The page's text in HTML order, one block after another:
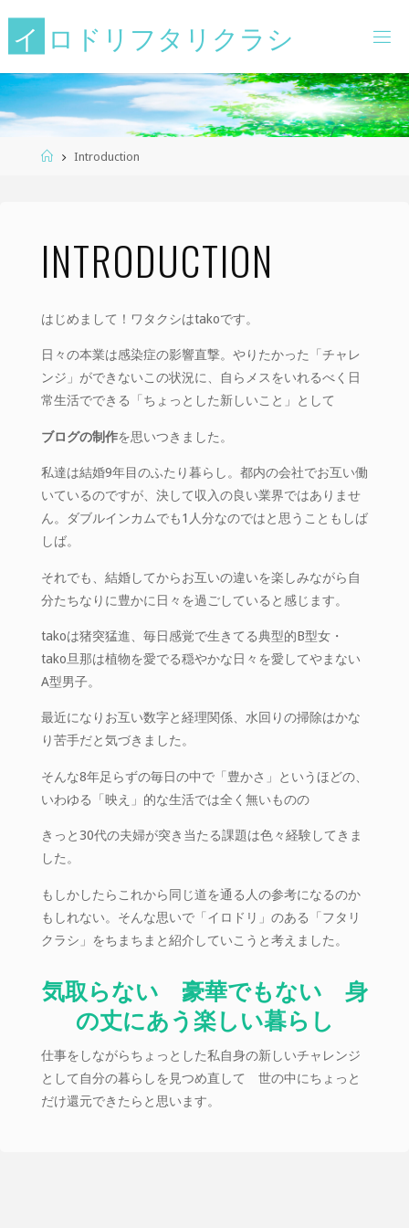
テ
ン
ツ
へ
イ ロ ド リ フタ リ ク ラシ
ホ
Introduction
INTRODUCTION
はじめまして！ワタクシはtakoです。
日々の本業は感染症の影響直撃。やりたかった「チャレ
ンジ」ができないこの状況に、自らメスをいれるべく日
常生活でできる「ちょっとした新しいこと」として
ブログの制作を思いつきました。
私達は結婚9年目のふたり暮らし。都内の会社でお互い働
いているのですが、決して収入の良い業界ではありませ
ん。ダブルインカムでも1人分なのではと思うこともしば
しば。
それでも、結婚してからお互いの違いを楽しみながら自
分たちなりに豊かに日々を過ごしていると感じます。
takoは猪突猛進、毎日感覚で生きてる典型的B型女・
tako旦那は植物を愛でる穏やかな日々を愛してやまない
A型男子。
最近になりお互い数字と経理関係、水回りの掃除はかな
り苦手だと気づきました。
そんな8年足らずの毎日の中で「豊かさ」というほどの、
いわゆる「映え」的な生活では全く無いものの
きっと30代の夫婦が突き当たる課題は色々経験してきま
した。
もしかしたらこれから同じ道を通る人の参考になるのか
もしれない。そんな思いで「イロドリ」のある「フタリ
クラシ」をちまちまと紹介していこうと考えました。
気取らない 豪華でもない 身
の丈にあう楽しい暮らし
仕事をしながらちょっとした私自身の新しいチャレンジ
として自分の暮らしを見つめ直して 世の中にちょっと
だけ還元できたらと思います。